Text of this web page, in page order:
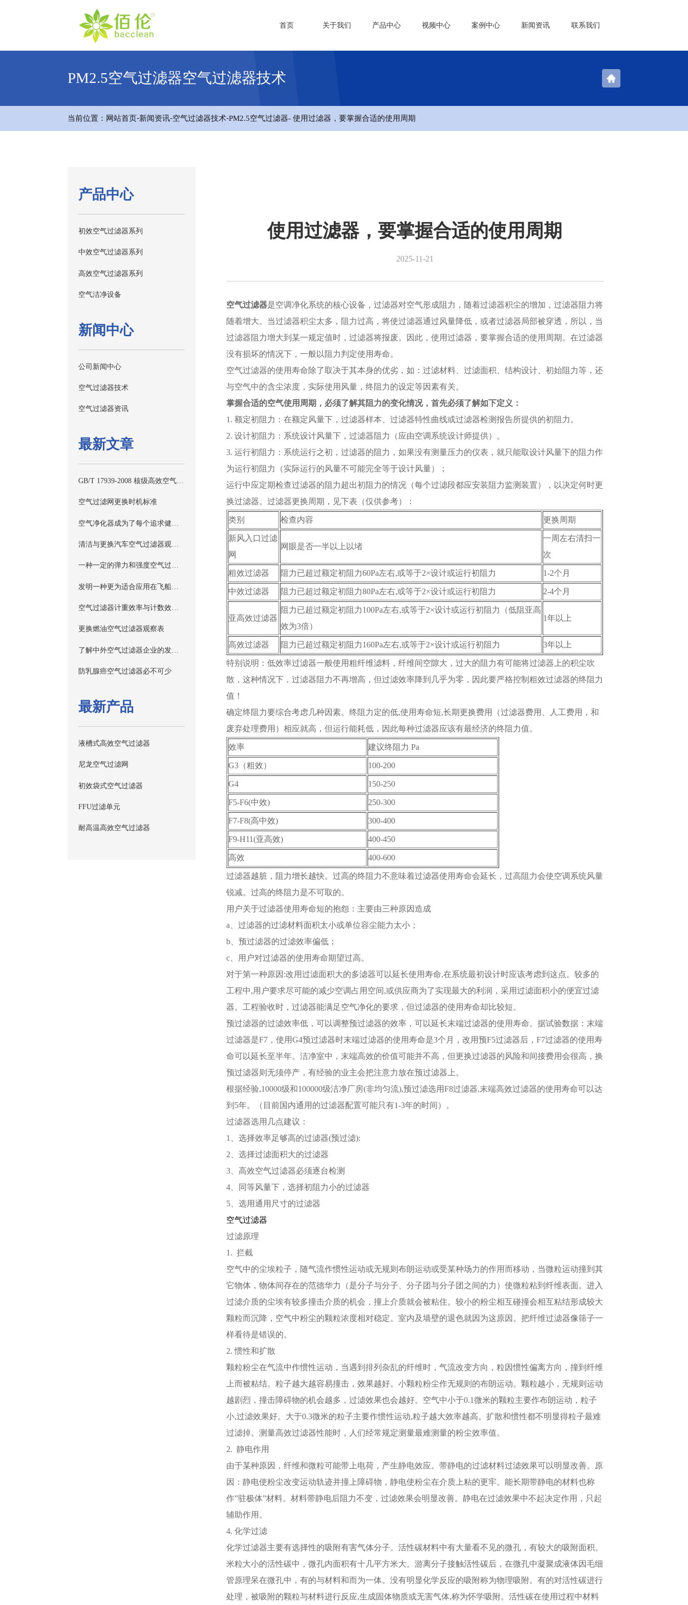
首页 关于我们 产品中心 视频中心 案例中心 新闻资讯 联系我们
PM2.5空气过滤器空气过滤器技术
当前位置： 网站首页-新闻资讯-空气过滤器技术-PM2.5空气过滤器- 使用过滤器，要掌握合适的使用周期
产品中心
初效空气过滤器系列
中效空气过滤器系列
高效空气过滤器系列
空气洁净设备
新闻中心
公司新闻中心
空气过滤器技术
空气过滤器资讯
最新文章
GB/T 17939-2008 核级高效空气过滤器标准
空气过滤网更换时机标准
一种一定的弹力和强度空气过滤器
发明一种更为适合应用在飞船舱内的空气过滤器
更换燃油空气过滤器观察表
了解中外空气过滤器企业的发展情况
防乳腺癌空气过滤器必不可少
最新产品
液槽式高效空气过滤器
尼龙空气过滤网
初效袋式空气过滤器
FFU过滤单元
耐高温高效空气过滤器
使用过滤器，要掌握合适的使用周期
2025-11-21
空气过滤器是空调净化系统的核心设备，过滤器对空气形成阻力，随着过滤器积尘的增加，过滤器阻力将
随着增大。当过滤器积尘太多，阻力过高，将使过滤器通过风量降低，或者过滤器局部被穿透，所以，当
过滤器阻力增大到某一规定值时，过滤器将报废。因此，使用过滤器，要掌握合适的使用周期。在过滤器
没有损坏的情况下，一般以阻力判定使用寿命。
空气过滤器的使用寿命除了取决于其本身的优劣，如：过滤材料、过滤面积、结构设计、初始阻力等，还
与空气中的含尘浓度，实际使用风量，终阻力的设定等因素有关。
掌握合适的空气使用周期，必须了解其阻力的变化情况，首先必须了解如下定义：
1. 额定初阻力：在额定风量下，过滤器样本、过滤器特性曲线或过滤器检测报告所提供的初阻力。
2. 设计初阻力：系统设计风量下，过滤器阻力（应由空调系统设计师提供）。
3. 运行初阻力：系统运行之初，过滤器的阻力，如果没有测量压力的仪表，就只能取设计风量下的阻力作
为运行初阻力（实际运行的风量不可能完全等于设计风量）；
运行中应定期检查过滤器的阻力超出初阻力的情况（每个过滤段都应安装阻力监测装置），以决定何时更
换过滤器。过滤器更换周期，见下表（仅供参考）：
类别 检查内容 更换周期
新风入口过滤
网
网眼是否一半以上以堵
一周左右清扫一
次
粗效过滤器 阻力已超过额定初阻力60Pa左右,或等于2×设计或运行初阻力 1-2个月
中效过滤器 阻力已超过额定初阻力80Pa左右,或等于2×设计或运行初阻力 2-4个月
亚高效过滤器
阻力已超过额定初阻力100Pa左右,或等于2×设计或运行初阻力（低阻亚高
效为3倍）
1年以上
高效过滤器 阻力已超过额定初阻力160Pa左右,或等于2×设计或运行初阻力 3年以上
特别说明：低效率过滤器一般使用粗纤维滤料，纤维间空隙大，过大的阻力有可能将过滤器上的积尘吹
散，这种情况下，过滤器阻力不再增高，但过滤效率降到几乎为零，因此要严格控制粗效过滤器的终阻力
值！
确定终阻力要综合考虑几种因素。终阻力定的低,使用寿命短,长期更换费用（过滤器费用、人工费用，和
废弃处理费用）相应就高，但运行能耗低，因此每种过滤器应该有最经济的终阻力值。
效率 建议终阻力 Pa
G3（粗效） 100-200
G4 150-250
F5-F6(中效) 250-300
F7-F8(高中效) 300-400
F9-H11(亚高效) 400-450
高效 400-600
过滤器越脏，阻力增长越快。过高的终阻力不意味着过滤器使用寿命会延长，过高阻力会使空调系统风量
锐减。过高的终阻力是不可取的。
用户关于过滤器使用寿命短的抱怨：主要由三种原因造成
a、过滤器的过滤材料面积太小或单位容尘能力太小；
b、预过滤器的过滤效率偏低；
c、用户对过滤器的使用寿命期望过高。
对于第一种原因:改用过滤面积大的多滤器可以延长使用寿命,在系统最初设计时应该考虑到这点。较多的
工程中,用户要求尽可能的减少空调占用空间,或供应商为了实现最大的利润，采用过滤面积小的便宜过滤
器。工程验收时，过滤器能满足空气净化的要求，但过滤器的使用寿命却比较短。
预过滤器的过滤效率低，可以调整预过滤器的效率，可以延长末端过滤器的使用寿命。据试验数据：末端
过滤器是F7，使用G4预过滤器时末端过滤器的使用寿命是3个月，改用预F5过滤器后，F7过滤器的使用寿
命可以延长至半年。洁净室中，末端高效的价值可能并不高，但更换过滤器的风险和间接费用会很高，换
预过滤器则无须停产，有经验的业主会把注意力放在预过滤器上。
根据经验,10000级和100000级洁净厂房(非均匀流),预过滤选用F8过滤器,末端高效过滤器的使用寿命可以达
到5年。（目前国内通用的过滤器配置可能只有1-3年的时间）。
过滤器选用几点建议：
1、选择效率足够高的过滤器(预过滤):
2、选择过滤面积大的过滤器
3、高效空气过滤器必须逐台检测
4、同等风量下，选择初阻力小的过滤器
5、选用通用尺寸的过滤器
空气过滤器
过滤原理
1. 拦截
空气中的尘埃粒子，随气流作惯性运动或无规则布朗运动或受某种场力的作用而移动，当微粒运动撞到其
它物体，物体间存在的范德华力（是分子与分子、分子团与分子团之间的力）使微粒粘到纤维表面。进入
过滤介质的尘埃有较多撞击介质的机会，撞上介质就会被粘住。较小的粉尘相互碰撞会相互粘结形成较大
颗粒而沉降，空气中粉尘的颗粒浓度相对稳定。室内及墙壁的退色就因为这原因。把纤维过滤器像筛子一
样看待是错误的。
2. 惯性和扩散
颗粒粉尘在气流中作惯性运动，当遇到排列杂乱的纤维时，气流改变方向，粒因惯性偏离方向，撞到纤维
上而被粘结。粒子越大越容易撞击，效果越好。小颗粒粉尘作无规则的布朗运动。颗粒越小，无规则运动
越剧烈，撞击障碍物的机会越多，过滤效果也会越好。空气中小于0.1微米的颗粒主要作布朗运动，粒子
小,过滤效果好。大于0.3微米的粒子主要作惯性运动,粒子越大效率越高。扩散和惯性都不明显得粒子最难
过滤掉。测量高效过滤器性能时，人们经常规定测量最难测量的粉尘效率值。
2. 静电作用
由于某种原因，纤维和微粒可能带上电荷，产生静电效应。带静电的过滤材料过滤效果可以明显改善。原
因：静电使粉尘改变运动轨迹并撞上障碍物，静电使粉尘在介质上粘的更牢。能长期带静电的材料也称
作”驻极体”材料。材料带静电后阻力不变，过滤效果会明显改善。静电在过滤效果中不起决定作用，只起
辅助作用。
4. 化学过滤
化学过滤器主要有选择性的吸附有害气体分子。活性碳材料中有大量看不见的微孔，有较大的吸附面积。
米粒大小的活性碳中，微孔内面积有十几平方米大。游离分子接触活性碳后，在微孔中凝聚成液体因毛细
管原理呆在微孔中，有的与材料和而为一体。没有明显化学反应的吸附称为物理吸附。有的对活性碳进行
处理，被吸附的颗粒与材料进行反应,生成固体物质或无害气体,称为怀学吸附。活性碳在使用过程中材料